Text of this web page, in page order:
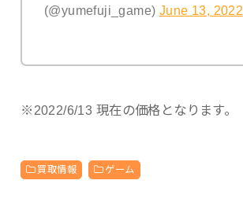
(@yumefuji_game) June 13, 2022
※2022/6/13 現在の価格となります。
買取情報 ゲーム